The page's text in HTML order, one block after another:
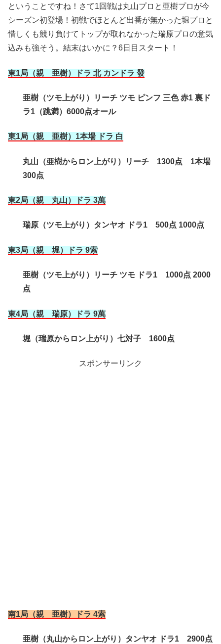
ということですね！さて1回戦は丸山プロと亜樹プロが今
シーズン初登場！初戦でほとんど出番が無かった堀プロと
惜しくも競り負けてトップが取れなかった瑞原プロの意気
込みも強そう。結末はいかに？6日目スタート！
東1局（親 亜樹）ドラ 北 カンドラ 發
亜樹（ツモ上がり）リーチ ツモ ピンフ 三色 赤1 裏ド
ラ1（跳満）6000点オール
東1局（親 亜樹）1本場 ドラ 白
丸山（亜樹からロン上がり）リーチ 1300点 1本場
300点
東2局（親 丸山）ドラ 3萬
瑞原（ツモ上がり）タンヤオ ドラ1 500点 1000点
東3局（親 堀）ドラ 9索
亜樹（ツモ上がり）リーチ ツモ ドラ1 1000点 2000
点
東4局（親 瑞原）ドラ 9萬
堀（瑞原からロン上がり）七対子 1600点
スポンサーリンク
南1局（親 亜樹）ドラ 4索
亜樹（丸山からロン上がり）タンヤオ ドラ1 2900点